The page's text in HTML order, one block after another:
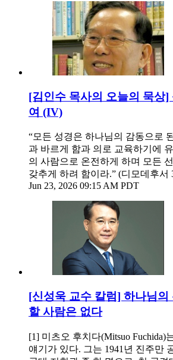
[김인수 목사의 오늘의 묵상]
여 (IV)
“모든 성경은 하나님의 감동으로
과 바르게 함과 의로 교육하기에
의 사람으로 온전하게 하며 모든
갖추게 하려 함이라.” (디모데후
Jun 23, 2026 09:15 AM PDT
[신성욱 교수 칼럼] 하나님의
할 사람은 없다
[1] 미츠오 후치다(Mitsuo Fuchida)
얘기가 있다. 그는 1941년 진주만